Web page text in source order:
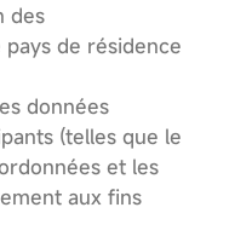
des
de résidence
données
(telles que le
et les
aux fins